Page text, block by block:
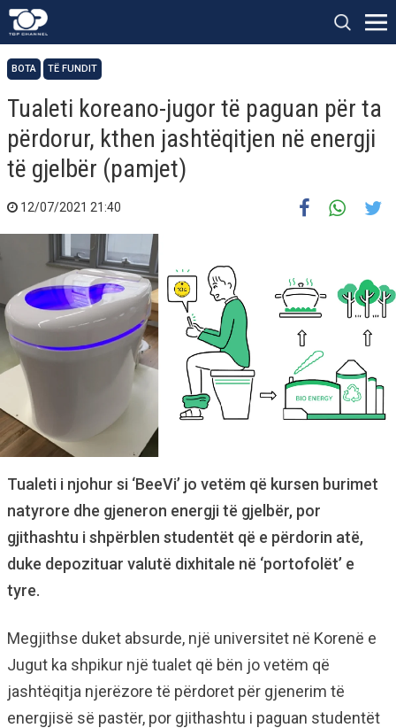
BOTA TË FUNDIT
Tualeti koreano-jugor të paguan për ta
përdorur, kthen jashtëqitjen në energji
të gjelbër (pamjet)
12/07/2021 21:40
Tualeti i njohur si ‘BeeVi’ jo vetëm që kursen burimet
natyrore dhe gjeneron energji të gjelbër, por
gjithashtu i shpërblen studentët që e përdorin atë,
duke depozituar valutë dixhitale në ‘portofolët’ e
tyre.
Megjithse duket absurde, një universitet në Korenë e
Jugut ka shpikur një tualet që bën jo vetëm që
jashtëqitja njerëzore të përdoret për gjenerim të
energjisë së pastër, por gjithashtu i paguan studentët